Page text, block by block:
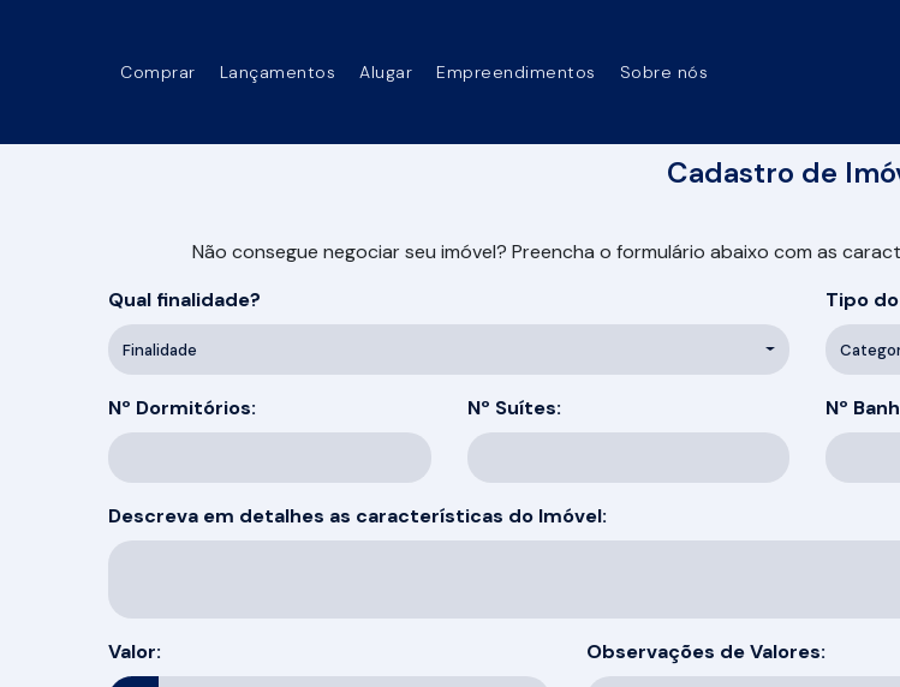
Sobre nós
Empreendimentos
Alugar
Lançamentos
Comprar
Cadastro de
Não consegue negociar seu imóvel? Preencha o formulário abaixo com as
Qual finalidade?
Finalidade
Tipo
Nº Dormitórios: Nº Suítes: Nº
Descreva em detalhes as características do Imóvel:
Valor:
Observações de Valores: